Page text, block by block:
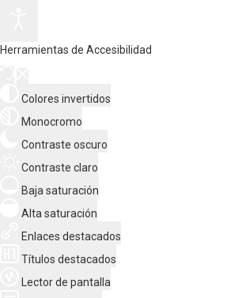
Herramientas de Accesibilidad
Colores invertidos
Monocromo
Contraste oscuro
Contraste claro
Baja saturación
Alta saturación
Enlaces destacados
Títulos destacados
Lector de pantalla